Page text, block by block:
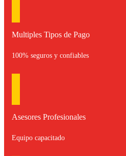
Multiples Tipos de Pago
100% seguros y confiables
Asesores Profesionales
Equipo capacitado